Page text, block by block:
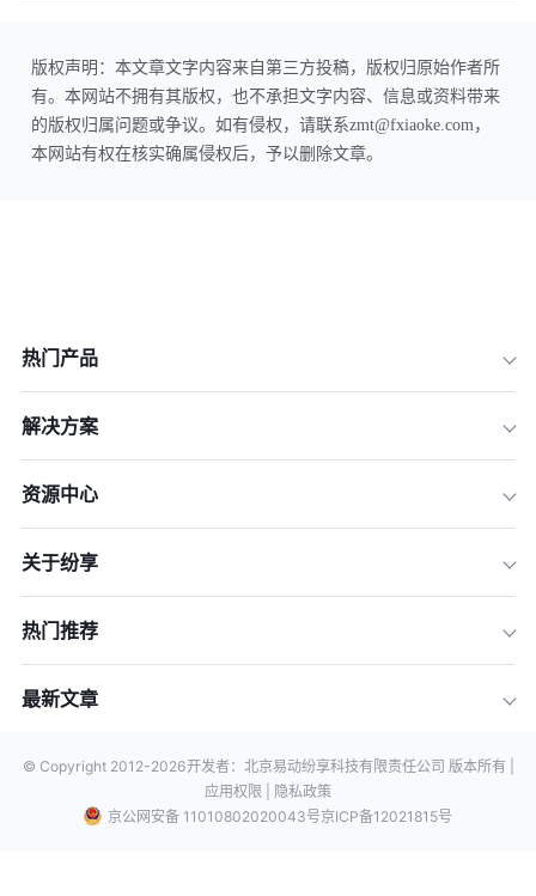
版权声明：本文章文字内容来自第三方投稿，版权归原始作者所
有。本网站不拥有其版权，也不承担文字内容、信息或资料带来
的版权归属问题或争议。如有侵权，请联系zmt@fxiaoke.com，
本网站有权在核实确属侵权后，予以删除文章。
热门产品
解决方案
资源中心
关于纷享
热门推荐
最新文章
© Copyright 2012-2026开发者：北京易动纷享科技有限责任公司 版本所有 |
应用权限 |
隐私政策
京公网安备 11010802020043号京ICP备12021815号